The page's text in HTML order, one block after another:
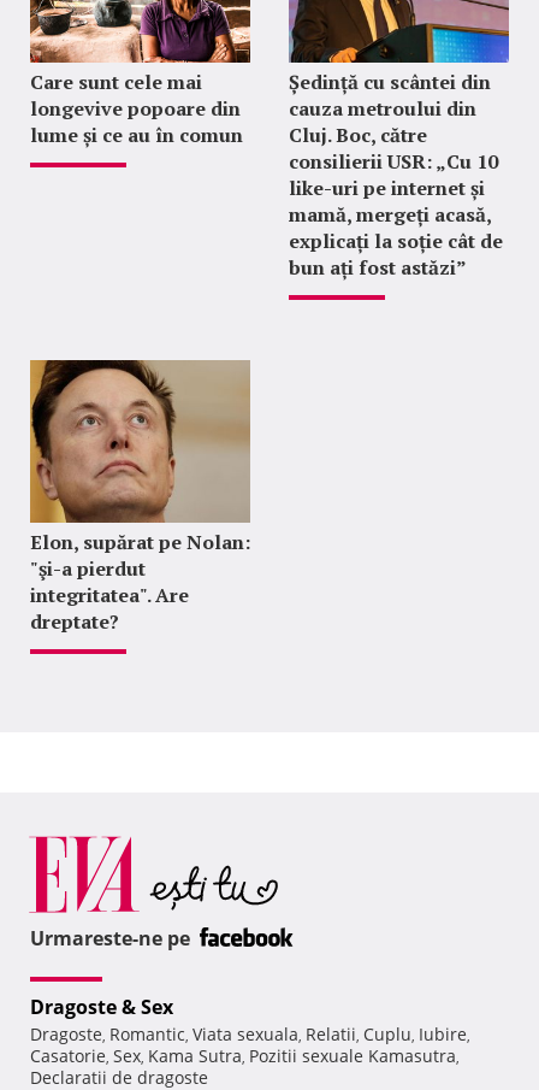
Care sunt cele mai
longevive popoare din
lume și ce au în comun
Ședință cu scântei din
cauza metroului din
Cluj. Boc, către
consilierii USR: „Cu 10
like-uri pe internet și
mamă, mergeți acasă,
explicați la soție cât de
bun ați fost astăzi”
Elon, supărat pe Nolan:
"şi-a pierdut
integritatea". Are
dreptate?
Urmareste-ne pe
Dragoste & Sex
Dragoste, Romantic, Viata sexuala, Relatii, Cuplu, Iubire,
Casatorie, Sex, Kama Sutra, Pozitii sexuale Kamasutra,
Declaratii de dragoste